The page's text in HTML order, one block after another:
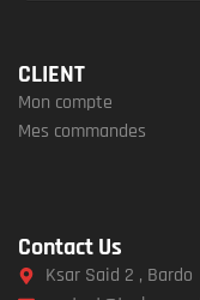
CLIENT
Mon compte
Mes commandes
Contact Us
Ksar Said 2 , Bardo